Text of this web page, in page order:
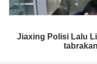
Jiaxing Polisi Lalu